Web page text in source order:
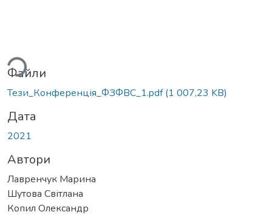
Файли
Тези_Конференція_ФЗФВС_1.pdf(1 007,23 KB)
Дата
2021
Автори
Лавренчук Марина
Шутова Світлана
Копил Олександр